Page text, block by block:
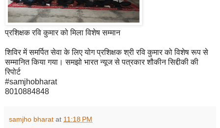
प्रशिक्षक रवि कुमार को मिला विशेष सम्मान
शिविर में समर्पित सेवा के लिए योग प्रशिक्षक श्री रवि कुमार को विशेष रूप से
सम्मानित किया गया। समझो भारत न्यूज से पत्रकार शौकीन सिद्दीकी की
रिपोर्ट
#samjhobharat
8010884848
samjho bharat at 11:18 PM